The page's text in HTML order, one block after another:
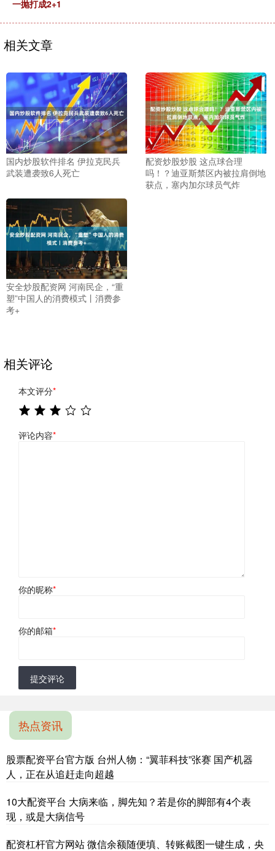
一抛打成2+1
相关文章
国内炒股软件排名 伊拉克民兵
武装遭袭致6人死亡
配资炒股炒股 这点球合理
吗！？迪亚斯禁区内被拉肩倒地
获点，塞内加尔球员气炸
安全炒股配资网 河南民企，“重
塑”中国人的消费模式丨消费参
考+
相关评论
本文评分*
评论内容*
你的昵称*
你的邮箱*
提交评论
热点资讯
股票配资平台官方版 台州人物：“翼菲科技”张赛 国产机器
人，正在从追赶走向超越
10大配资平台 大病来临，脚先知？若是你的脚部有4个表
现，或是大病信号
配资杠杆官方网站 微信余额随便填、转账截图一键生成，央